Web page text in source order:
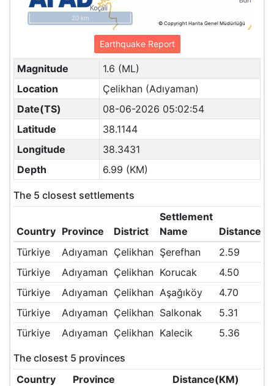
© Copyright Harita Genel Müdürlüğü
20 km
Earthquake Report
Magnitude
1.6 (ML)
Location
Çelikhan (Adıyaman)
Date(TS)
08-06-2026 05:02:54
Latitude
38.1144
Longitude
38.3431
Depth
6.99 (KM)
The 5 closest settlements
Country Province District
Settlement
Name
Türkiye
Adıyaman Çelikhan Şerefhan
2.59
Türkiye
Adıyaman Çelikhan Korucak
4.50
Türkiye
Adıyaman Çelikhan Aşağıköy
4.70
Türkiye
Adıyaman Çelikhan Salkonak
5.31
Türkiye
Adıyaman Çelikhan Kalecik 5.36
The closest 5 provinces
Country
Province
Distance(KM)